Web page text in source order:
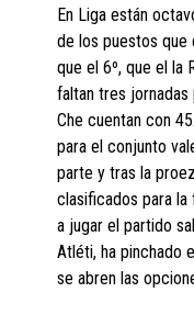
En Liga están
de los puestos que
que el 6º, que el la
faltan tres
Che cuentan con
para el conjunto
parte y tras la
clasificados para la
a jugar el partido
Atléti, ha pinchado
se abren las